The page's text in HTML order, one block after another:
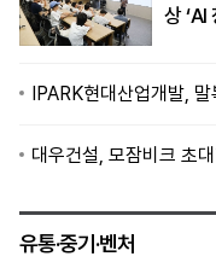
상 ‘AI
IPARK현대산업개발,
대우건설, 모잠비크 초
유통·중기·벤처